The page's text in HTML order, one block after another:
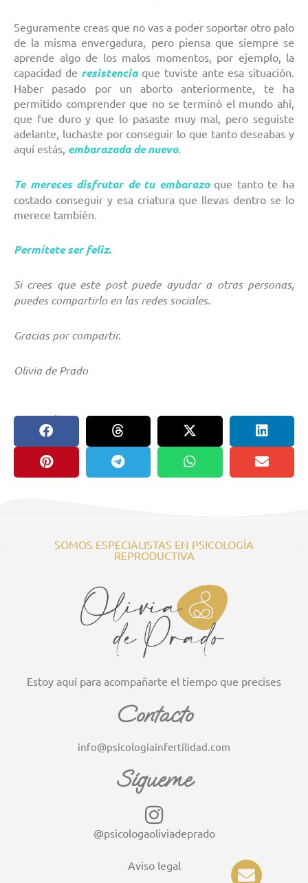
Seguramente creas que no vas a poder soportar otro palo
de la misma envergadura, pero piensa que siempre se
aprende algo de los malos momentos, por ejemplo, la
capacidad de resistenciaque tuviste ante esa situación.
Haber pasado por un aborto anteriormente, te ha
permitido comprender que no se terminó el mundo ahí,
que fue duro y que lo pasaste muy mal, pero seguiste
adelante, luchaste por conseguir lo que tanto deseabas y
aquí estás, embarazada de nuevo.
Te mereces disfrutar de tu embarazoque tanto te ha
costado conseguir y esa criatura que llevas dentro se lo
merece también.
Permítete ser feliz.
Si crees que este post puede ayudar a otras personas,
puedes compartirlo en las redes sociales.
Gracias por compartir.
Olivia de Prado
compartir en:
E
SOMOS ESPECIALISTAS EN PSICOLOGÍA
REPRODUCTIVA
Estoy aquí para acompañarte el tiempo que precises
Contacto
info@psicologiainfertilidad.com
Sígueme
@psicologaoliviadeprado
Aviso legal